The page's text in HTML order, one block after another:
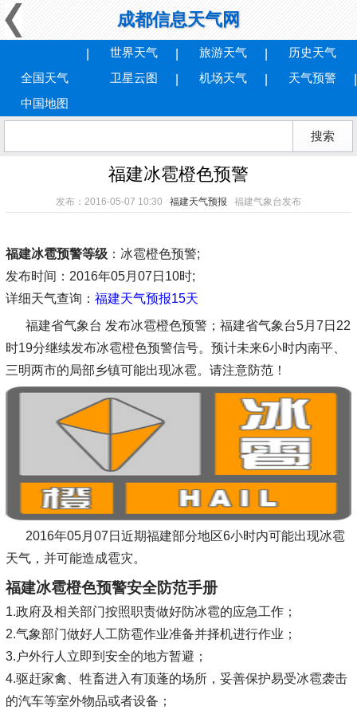
成都信息天气网
全国天气
世界天气 旅游天气
历史天气
卫星云图
机场天气
天气预警
中国地图
福建冰雹橙色预警
发布：2016-05-07 10:30 福建天气预报 福建气象台发布
福建冰雹预警等级：冰雹橙色预警;
发布时间 ：2016年05月07日10时;
详细天气查询： 福建天气预报15天
福建省气象台 发布冰雹橙色预警；福建省气象台5月7日22
时19分继续发布冰雹橙色预警信号。预计未来6小时内南平、
三明两市的局部乡镇可能出现冰雹。请注意防范！
2016年05月07日近期福建部分地区6小时内可能出现冰雹
天气，并可能造成雹灾。
福建冰雹橙色预警安全防范手册
1.政府及相关部门按照职责做好防冰雹的应急工作；
2.气象部门做好人工防雹作业准备并择机进行作业；
3.户外行人立即到安全的地方暂避；
4.驱赶家禽、牲畜进入有顶蓬的场所，妥善保护易受冰雹袭击
的汽车等室外物品或者设备；